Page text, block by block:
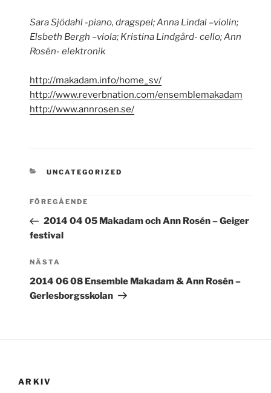
Sara Sjödahl -piano, dragspel; Anna Lindal –violin;
Elsbeth Bergh –viola; Kristina Lindgård- cello; Ann
Rosén- elektronik
http://makadam.info/home_sv/
http://www.reverbnation.com/ensemblemakadam
http://www.annrosen.se/
KATEGORIER
UNCATEGORIZED
FÖREGÅENDE
2014 04 05 Makadam och Ann Rosén – Geiger
festival
Nästa
inlägg
NÄSTA
2014 06 08 Ensemble Makadam & Ann Rosén –
Gerlesborgsskolan
ARKIV